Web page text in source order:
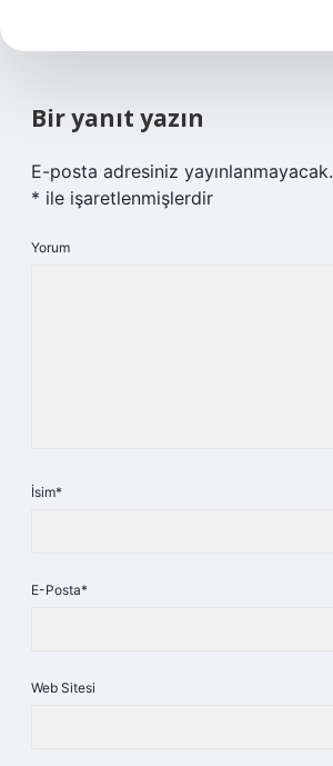
Bir yanıt yazın
E-posta adresiniz yayınlanmayacak.
* ile işaretlenmişlerdir
Yorum
İsim*
E-Posta*
Web Sitesi